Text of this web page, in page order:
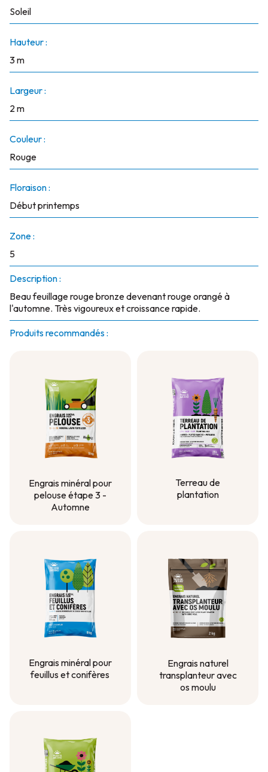
Soleil
Hauteur :
3 m
Largeur :
2 m
Couleur :
Rouge
Floraison :
Début printemps
Zone :
5
Description :
Beau feuillage rouge bronze devenant rouge orangé à
l'automne. Très vigoureux et croissance rapide.
Produits recommandés :
Engrais minéral pour
pelouse étape 3 -
Automne
Terreau de
plantation
Engrais minéral pour
feuillus et conifères
Engrais naturel
transplanteur avec
os moulu